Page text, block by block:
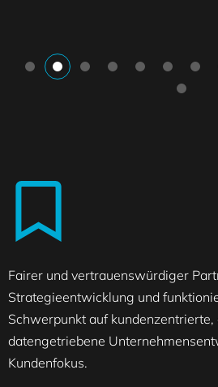
Fairer und vertrauenswürdiger
Strategieentwicklung und
Schwerpunkt auf
datengetriebene
Kundenfokus.